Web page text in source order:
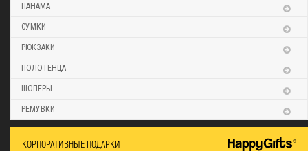
ПАНАМА
СУМКИ
РЮКЗАКИ
ПОЛОТЕНЦА
ШОПЕРЫ
РЕМУВКИ
КОРПОРАТИВНЫЕ ПОДАРКИ